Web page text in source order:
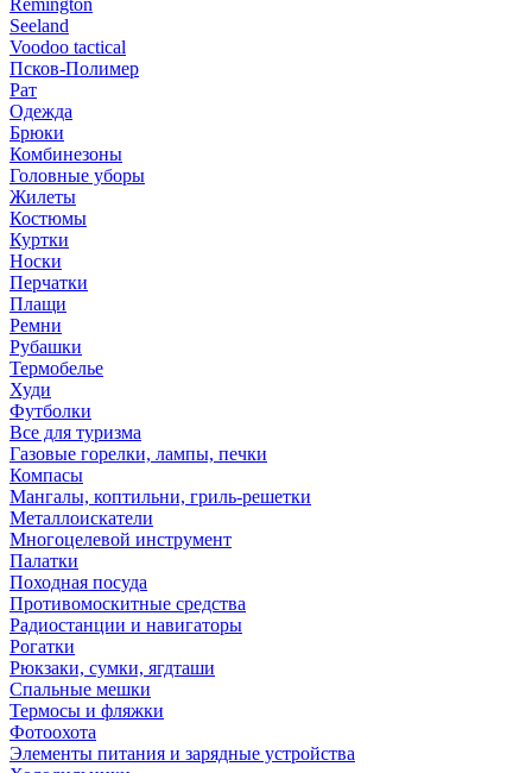
Remington
Seeland
Voodoo tactical
Псков-Полимер
Рат
Одежда
Брюки
Комбинезоны
Головные уборы
Жилеты
Костюмы
Куртки
Носки
Перчатки
Плащи
Ремни
Рубашки
Термобелье
Худи
Футболки
Все для туризма
Газовые горелки, лампы, печки
Компасы
Мангалы, коптильни, гриль-решетки
Металлоискатели
Многоцелевой инструмент
Палатки
Походная посуда
Противомоскитные средства
Радиостанции и навигаторы
Рогатки
Рюкзаки, сумки, ягдташи
Спальные мешки
Термосы и фляжки
Фотоохота
Элементы питания и зарядные устройства